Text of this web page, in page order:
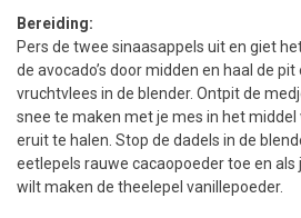
Bereiding:
Pers de twee sinaasappels uit en giet
de avocado’s door midden en haal de
vruchtvlees in de blender. Ontpit de
snee te maken met je mes in het middel
eruit te halen. Stop de dadels in de
eetlepels rauwe cacaopoeder toe en
wilt maken de theelepel vanillepoeder.